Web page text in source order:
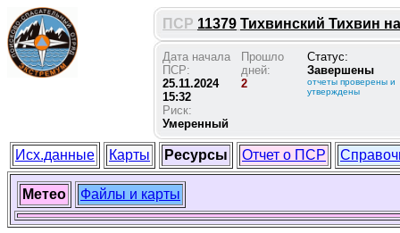
ПСР 11379 Тихвинский Тихвин
Дата начала
ПСР:
25.11.2024
15:32
Риск:
Умеренный
Прошло
дней:
2
Статус:
Завершены
отчеты проверены и
утверждены
Исх.данные Карты Ресурсы Отчет о ПСР
Метео Файлы и карты